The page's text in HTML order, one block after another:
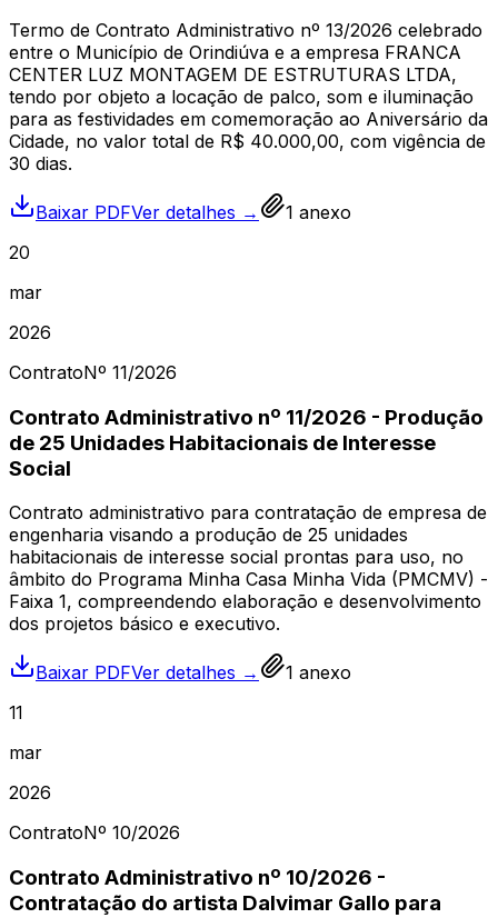
Termo de Contrato Administrativo nº 13/2026 celebrado
entre o Município de Orindiúva e a empresa FRANCA
CENTER LUZ MONTAGEM DE ESTRUTURAS LTDA,
tendo por objeto a locação de palco, som e iluminação
para as festividades em comemoração ao Aniversário da
Cidade, no valor total de R$ 40.000,00, com vigência de
30 dias.
Baixar PDFVer detalhes → 1 anexo
20
mar
2026
ContratoNº 11/2026
Contrato Administrativo nº 11/2026 - Produção
de 25 Unidades Habitacionais de Interesse
Social
Contrato administrativo para contratação de empresa de
engenharia visando a produção de 25 unidades
habitacionais de interesse social prontas para uso, no
âmbito do Programa Minha Casa Minha Vida (PMCMV) -
Faixa 1, compreendendo elaboração e desenvolvimento
dos projetos básico e executivo.
Baixar PDFVer detalhes → 1 anexo
11
mar
2026
ContratoNº 10/2026
Contrato Administrativo nº 10/2026 -
Contratação do artista Dalvimar Gallo para